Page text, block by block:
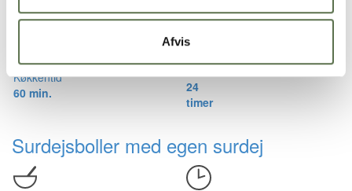
Afvis
Surdejsboller med chiafrø
Køkkentid
60 min.
24
timer
Surdejsboller med egen surdej